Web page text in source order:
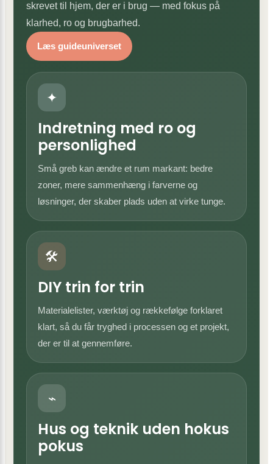
skrevet til hjem, der er i brug — med fokus på
klarhed, ro og brugbarhed.
Læs guideuniverset
✦
Indretning med ro og
personlighed
Små greb kan ændre et rum markant: bedre
zoner, mere sammenhæng i farverne og
løsninger, der skaber plads uden at virke tunge.
🛠
DIY trin for trin
Materialelister, værktøj og rækkefølge forklaret
klart, så du får tryghed i processen og et projekt,
der er til at gennemføre.
⌁
Hus og teknik uden hokus
pokus